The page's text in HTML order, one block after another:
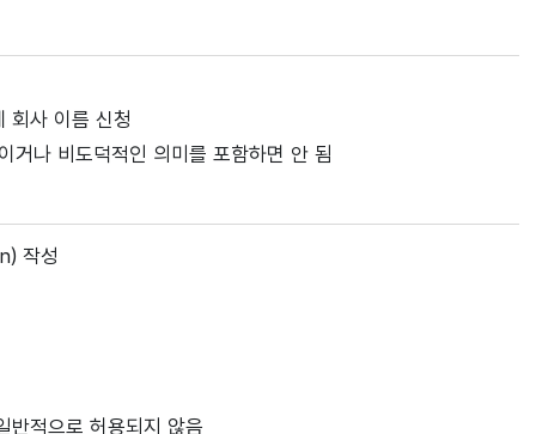
회사 이름 신청
거나 비도덕적인 의미를 포함하면 안 됨
작성
반적으로 허용되지 않음